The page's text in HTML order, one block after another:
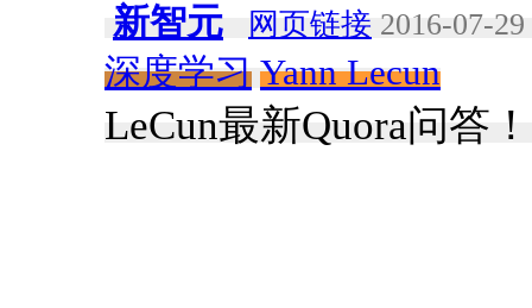
新智元 网页链接 2016-07-
深度学习 Yann Lecun
LeCun最新Quora问答